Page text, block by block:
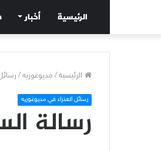
الرئيسية أخبار
الرئيسية/ مديوغوريه/
رسائل العذراء في مديوغوريه
رسالة